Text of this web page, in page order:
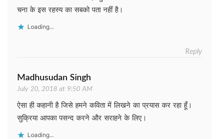
चना के इस रहस्य का सबको पता नहीं है।
Loading...
Reply
Madhusudan Singh
July 20, 2018 at 9:50 AM
ऐसा ही कहानी है जिसे हमने कविता में लिखने का प्रयास कर रहा हूँ।
सुक्रिया आपका पसन्द करने और सराहने के लिए।
Loading...